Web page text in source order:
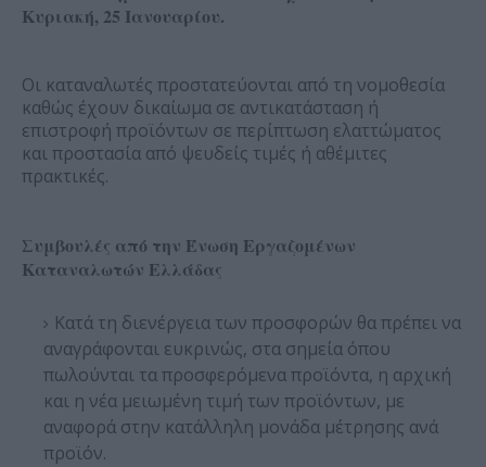
Κυριακή, 25 Ιανουαρίου.
Οι καταναλωτές προστατεύονται από τη νομοθεσία
καθώς έχουν δικαίωμα σε αντικατάσταση ή
επιστροφή προϊόντων σε περίπτωση ελαττώματος
και προστασία από ψευδείς τιμές ή αθέμιτες
πρακτικές.
Συμβουλές από την Ένωση Εργαζομένων
Καταναλωτών Ελλάδας
Κατά τη διενέργεια των προσφορών θα πρέπει να
αναγράφονται ευκρινώς, στα σημεία όπου
πωλούνται τα προσφερόμενα προϊόντα, η αρχική
και η νέα μειωμένη τιμή των προϊόντων, με
αναφορά στην κατάλληλη μονάδα μέτρησης ανά
προϊόν.